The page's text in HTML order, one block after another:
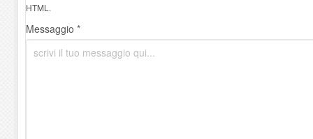
HTML.
Messaggio *